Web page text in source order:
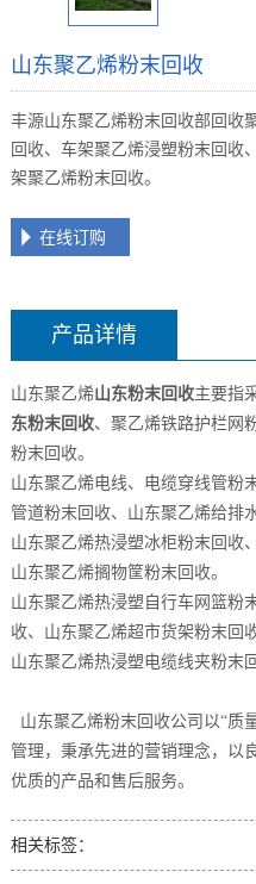
山东聚乙烯粉末回收
丰源山东聚乙烯粉末回收部回收
回收、车架聚乙烯浸塑粉末回收
架聚乙烯粉末回收。
在线订购
产品详情
山东聚乙烯山东粉末回收主要指
东粉末回收、聚乙烯铁路护栏网
粉末回收。
山东聚乙烯电线、电缆穿线管粉
管道粉末回收、山东聚乙烯给排
山东聚乙烯热浸塑冰柜粉末回收、
山东聚乙烯搁物筐粉末回收。
山东聚乙烯热浸塑自行车网篮粉
收、山东聚乙烯超市货架粉末回
山东聚乙烯热浸塑电缆线夹粉末
山东聚乙烯粉末回收公司以“质
管理，秉承先进的营销理念，以
优质的产品和售后服务。
相关标签：